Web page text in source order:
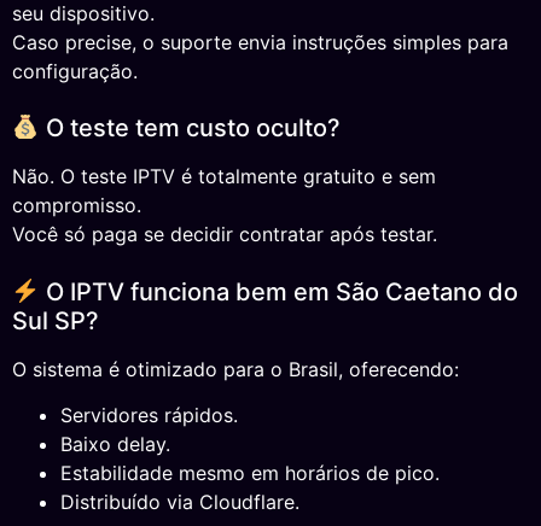
seu dispositivo.
Caso precise, o suporte envia instruções simples para
configuração.
O teste tem custo oculto?
Não. O teste IPTV é totalmente gratuito e sem
compromisso.
Você só paga se decidir contratar após testar.
O IPTV funciona bem em São Caetano do
Sul SP?
O sistema é otimizado para o Brasil, oferecendo:
Servidores rápidos.
Baixo delay.
Estabilidade mesmo em horários de pico.
Distribuído via Cloudflare.